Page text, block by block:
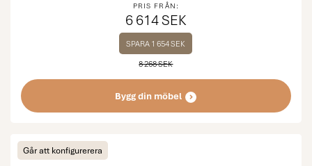
PRIS FRÅN:
6 614 SEK
SPARA 1 654 SEK
8 268 SEK
Bygg din möbel
Går att konfigurerera